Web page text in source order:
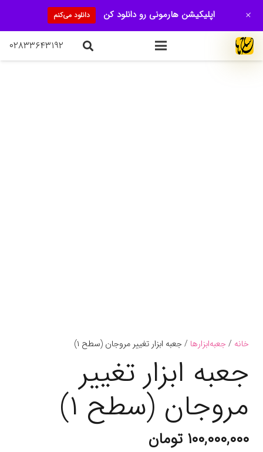
۰۲۸۳۳۶۴۳۱۹۲
خانه / جعبه‌ابزارها / جعبه ابزار تغییر مروجان (سطح ۱)
جعبه ابزار تغییر
مروجان (سطح ۱)
۱۰۰,۰۰۰,۰۰۰ تومان
اپلیکیشن هارمونی رو دانلود کن دانلود می‌کنم +